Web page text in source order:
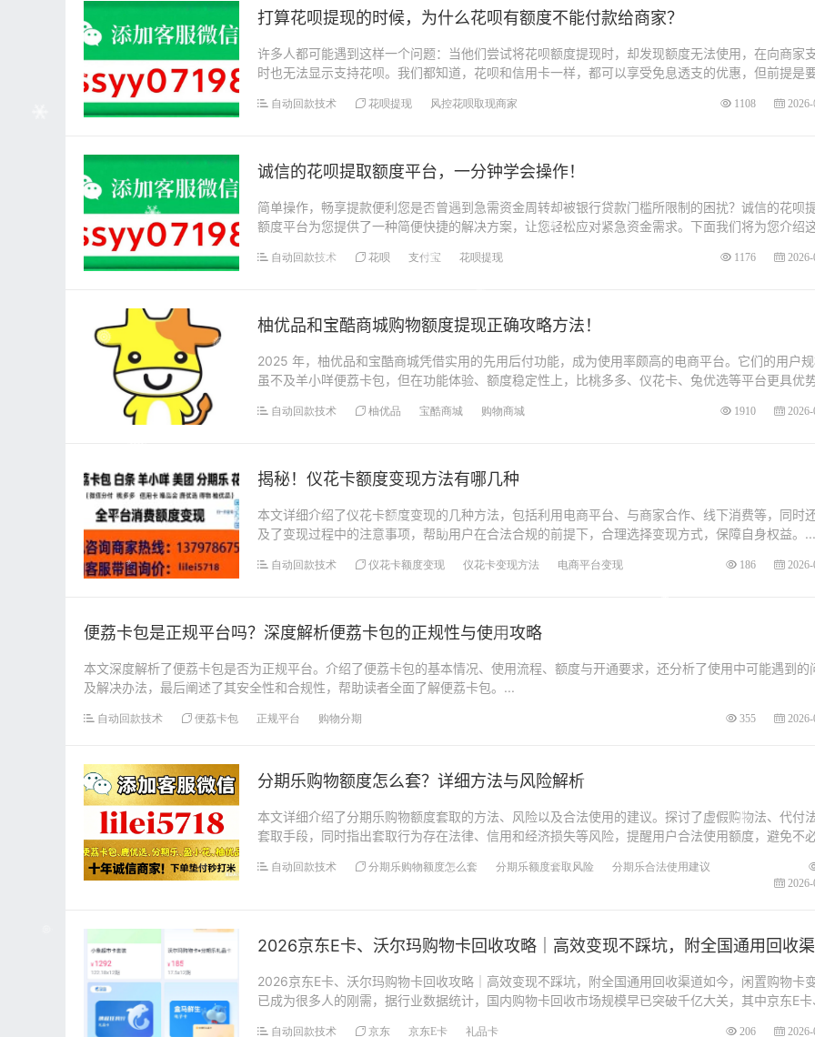
打算花呗提现的时候，为什么花呗有额度不能付款给商家？
许多人都可能遇到这样一个问题：当他们尝试将花呗额度提现时，却发现额度无法使用，在向商家
时也无法显示支持花呗。我们都知道，花呗和信用卡一样，都可以享受免息透支的优惠，但前提是
自动回款技术 花呗提现 风控花呗取现商家 1108
诚信的花呗提取额度平台，一分钟学会操作！
简单操作，畅享提款便利您是否曾遇到急需资金周转却被银行贷款门槛所限制的困扰？诚信的花呗
额度平台为您提供了一种简便快捷的解决方案，让您轻松应对紧急资金需求。下面我们将为您介绍
自动回款技术 花呗 支付宝 花呗提现 1176
柚优品和宝酷商城购物额度提现正确攻略方法！
2025 年，柚优品和宝酷商城凭借实用的先用后付功能，成为使用率颇高的电商平台。它们的用户
虽不及羊小咩便荔卡包，但在功能体验、额度稳定性上，比桃多多、仪花卡、兔优选等平台更具优
自动回款技术 柚优品 宝酷商城 购物商城 1910
揭秘！仪花卡额度变现方法有哪几种
本文详细介绍了仪花卡额度变现的几种方法，包括利用电商平台、与商家合作、线下消费等，同时
及了变现过程中的注意事项，帮助用户在合法合规的前提下，合理选择变现方式，保障自身权益。...
自动回款技术 仪花卡额度变现 仪花卡变现方法 电商平台变现 186
便荔卡包是正规平台吗？深度解析便荔卡包的正规性与使用攻略
本文深度解析了便荔卡包是否为正规平台。介绍了便荔卡包的基本情况、使用流程、额度与开通要求，还分析了使用中可能遇到的
及解决办法，最后阐述了其安全性和合规性，帮助读者全面了解便荔卡包。...
自动回款技术 便荔卡包 正规平台 购物分期 355
分期乐购物额度怎么套？详细方法与风险解析
本文详细介绍了分期乐购物额度套取的方法、风险以及合法使用的建议。探讨了虚假购物法、代付
套取手段，同时指出套取行为存在法律、信用和经济损失等风险，提醒用户合法使用额度，避免不
自动回款技术 分期乐购物额度怎么套 分期乐额度套取风险
分期乐合法使用建议
2026京东E卡、沃尔玛购物卡回收攻略｜高效变现不踩坑，附全国通用回收
2026京东E卡、沃尔玛购物卡回收攻略｜高效变现不踩坑，附全国通用回收渠道如今，闲置购物卡
已成为很多人的刚需，据行业数据统计，国内购物卡回收市场规模早已突破千亿大关，其中京东E
自动回款技术 京东 京东E卡 礼品卡 206